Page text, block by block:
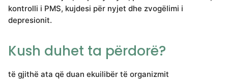
kontrolli i PMS, kujdesi për nyjet dhe zvogëlimi i
depresionit.
Kush duhet ta përdorë?
të gjithë ata që duan ekuilibër të organizmit